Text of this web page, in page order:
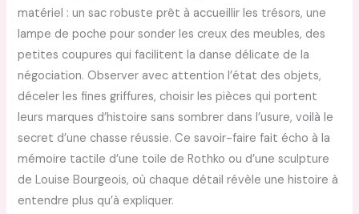
matériel : un sac robuste prêt à accueillir les trésors, une
lampe de poche pour sonder les creux des meubles, des
petites coupures qui facilitent la danse délicate de la
négociation. Observer avec attention l’état des objets,
déceler les fines griffures, choisir les pièces qui portent
leurs marques d’histoire sans sombrer dans l’usure, voilà le
secret d’une chasse réussie. Ce savoir-faire fait écho à la
mémoire tactile d’une toile de Rothko ou d’une sculpture
de Louise Bourgeois, où chaque détail révèle une histoire à
entendre plus qu’à expliquer.